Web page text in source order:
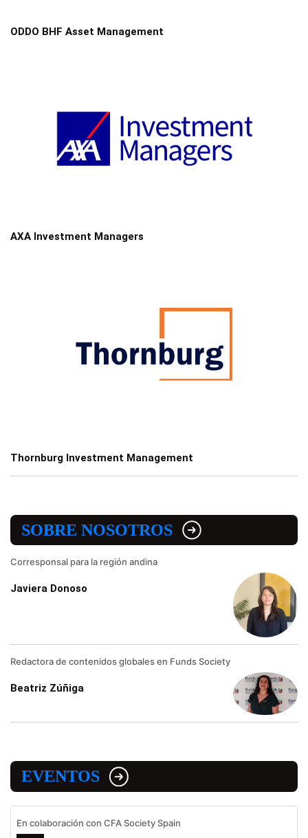
ODDO BHF Asset Management
AXA Investment Managers
Thornburg Investment Management
SOBRE NOSOTROS
Corresponsal para la región andina
Javiera Donoso
Redactora de contenidos globales en Funds Society
Beatriz Zúñiga
EVENTOS
En colaboración con CFA Society Spain